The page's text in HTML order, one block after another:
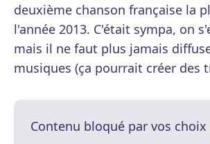
deuxième chanson française la
l'année 2013. C'était sympa, on
mais il ne faut plus jamais
musiques (ça pourrait créer des
Contenu bloqué par vos choix